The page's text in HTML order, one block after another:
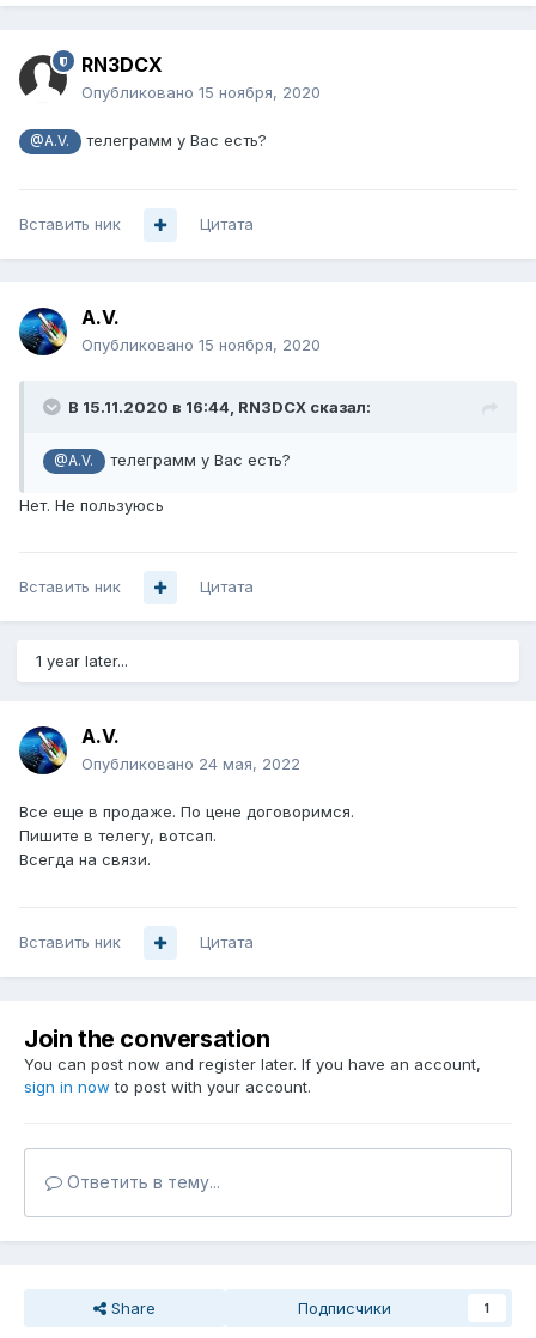
RN3DCX
Опубликовано 15 ноября, 2020
@A.V. телеграмм у Вас есть?
Вставить ник Цитата
A.V.
Опубликовано 15 ноября, 2020
В 15.11.2020 в 16:44, RN3DCX сказал:
@A.V. телеграмм у Вас есть?
Нет. Не пользуюсь
Вставить ник Цитата
1 year later...
A.V.
Опубликовано 24 мая, 2022
Все еще в продаже. По цене договоримся.
Пишите в телегу, вотсап.
Всегда на связи.
Вставить ник Цитата
Join the conversation
You can post now and register later. If you have an account,
sign in now to post with your account.
Ответить в тему...
Share Подписчики 1